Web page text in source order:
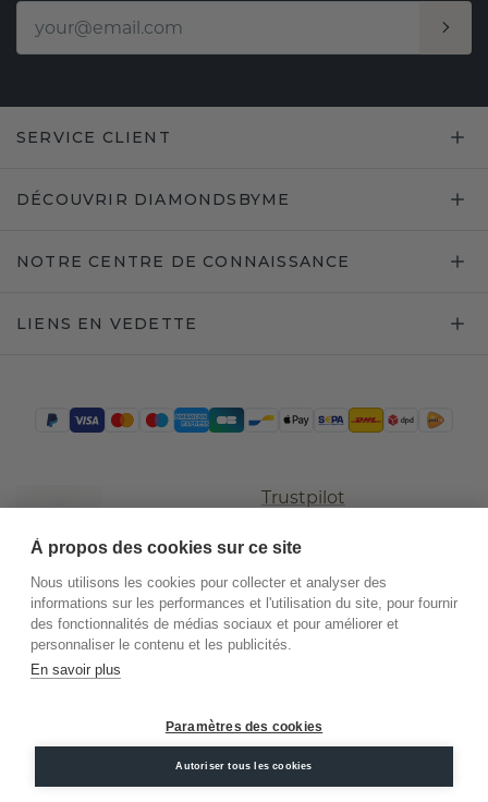
SERVICE CLIENT
DÉCOUVRIR DIAMONDSBYME
NOTRE CENTRE DE CONNAISSANCE
LIENS EN VEDETTE
Trustpilot
.DiamondsByMe
Conditions
Confidentialité
Mentions
À propos des cookies sur ce site
Nous utilisons les cookies pour collecter et analyser des
informations sur les performances et l'utilisation du site, pour fournir
des fonctionnalités de médias sociaux et pour améliorer et
personnaliser le contenu et les publicités.
En savoir plus
Paramètres des cookies
Autoriser tous les cookies